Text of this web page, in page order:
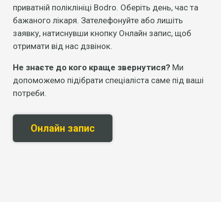
приватній поліклініці Bodro. Оберіть день, час та
бажаного лікаря. Зателефонуйте або лишіть
заявку, натиснувши кнопку Онлайн запис, щоб
отримати від нас дзвінок.
Не знаєте до кого краще звернутися?Ми
допоможемо підібрати спеціаліста саме під ваші
потреби.
Онлайн запис